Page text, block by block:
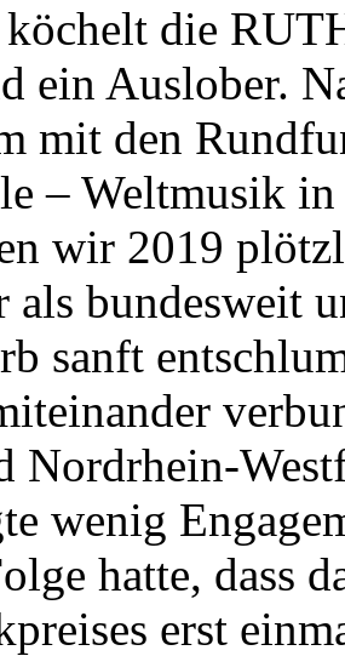
die
ein Auslober.
mit den
– Weltmusik
wir 2019
als bundesweit
sanft
Nordrhein-
wenig
hatte, dass
erst